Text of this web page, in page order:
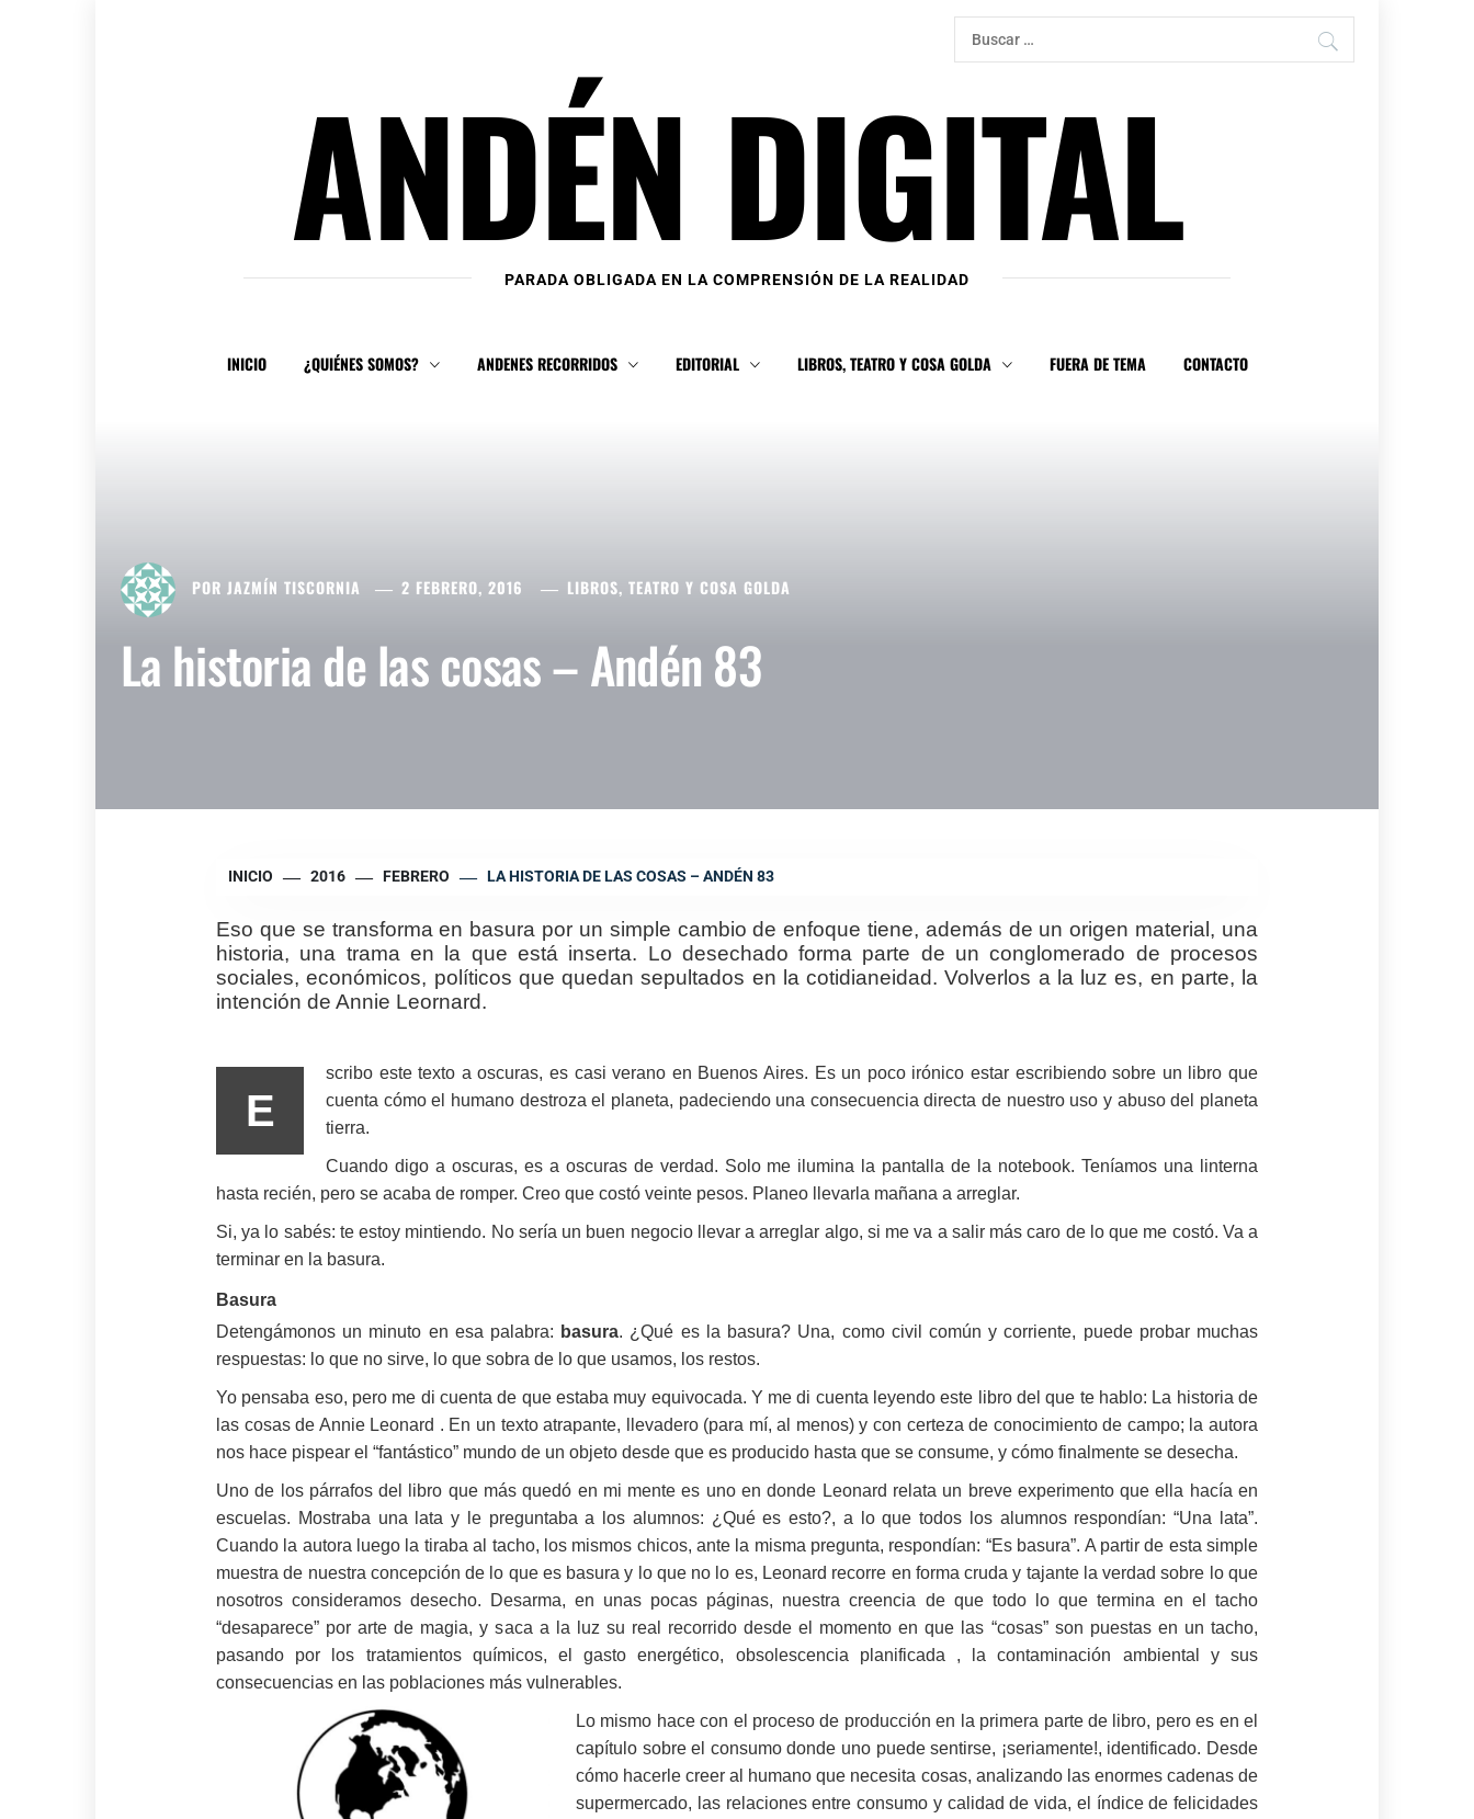
Buscar:
ANDÉN DIGITAL
PARADA OBLIGADA EN LA COMPRENSIÓN DE LA REALIDAD
INICIO ¿QUIÉNES SOMOS? ANDENES RECORRIDOS EDITORIAL LIBROS, TEATRO Y COSA GOLDA FUERA DE TEMA CONTACTO
POR JAZMÍN TISCORNIA 2 FEBRERO, 2016 LIBROS, TEATRO Y COSA GOLDA
La historia de las cosas – Andén 83
INICIO 2016 FEBRERO LA HISTORIA DE LAS COSAS – ANDÉN 83
Eso que se transforma en basura por un simple cambio de enfoque tiene, además de un origen material, una
historia, una trama en la que está inserta. Lo desechado forma parte de un conglomerado de procesos
sociales, económicos, políticos que quedan sepultados en la cotidianeidad. Volverlos a la luz es, en parte, la
intención de Annie Leornard.
E
scribo este texto a oscuras, es casi verano en Buenos Aires. Es un poco irónico estar escribiendo sobre un libro que
cuenta cómo el humano destroza el planeta, padeciendo una consecuencia directa de nuestro uso y abuso del planeta
tierra.
Cuando digo a oscuras, es a oscuras de verdad. Solo me ilumina la pantalla de la notebook. Teníamos una linterna
hasta recién, pero se acaba de romper. Creo que costó veinte pesos. Planeo llevarla mañana a arreglar.
Si, ya lo sabés: te estoy mintiendo. No sería un buen negocio llevar a arreglar algo, si me va a salir más caro de lo que me costó. Va a
terminar en la basura.
Basura
Detengámonos un minuto en esa palabra: basura. ¿Qué es la basura? Una, como civil común y corriente, puede probar muchas
respuestas: lo que no sirve, lo que sobra de lo que usamos, los restos.
Yo pensaba eso, pero me di cuenta de que estaba muy equivocada. Y me di cuenta leyendo este libro del que te hablo: La historia de
las cosas de Annie Leonard . En un texto atrapante, llevadero (para mí, al menos) y con certeza de conocimiento de campo; la autora
nos hace pispear el “fantástico” mundo de un objeto desde que es producido hasta que se consume, y cómo finalmente se desecha.
Uno de los párrafos del libro que más quedó en mi mente es uno en donde Leonard relata un breve experimento que ella hacía en
escuelas. Mostraba una lata y le preguntaba a los alumnos: ¿Qué es esto?, a lo que todos los alumnos respondían: “Una lata”.
Cuando la autora luego la tiraba al tacho, los mismos chicos, ante la misma pregunta, respondían: “Es basura”. A partir de esta simple
muestra de nuestra concepción de lo que es basura y lo que no lo es, Leonard recorre en forma cruda y tajante la verdad sobre lo que
nosotros consideramos desecho. Desarma, en unas pocas páginas, nuestra creencia de que todo lo que termina en el tacho
“desaparece” por arte de magia, y saca a la luz su real recorrido desde el momento en que las “cosas” son puestas en un tacho,
pasando por los tratamientos químicos, el gasto energético, obsolescencia planificada , la contaminación ambiental y sus
consecuencias en las poblaciones más vulnerables.
Lo mismo hace con el proceso de producción en la primera parte de libro, pero es en el
capítulo sobre el consumo donde uno puede sentirse, ¡seriamente!, identificado. Desde
cómo hacerle creer al humano que necesita cosas, analizando las enormes cadenas de
supermercado, las relaciones entre consumo y calidad de vida, el índice de felicidades